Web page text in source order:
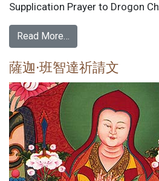
Supplication Prayer to Drogon
Read More…
薩迦·班智達祈請文